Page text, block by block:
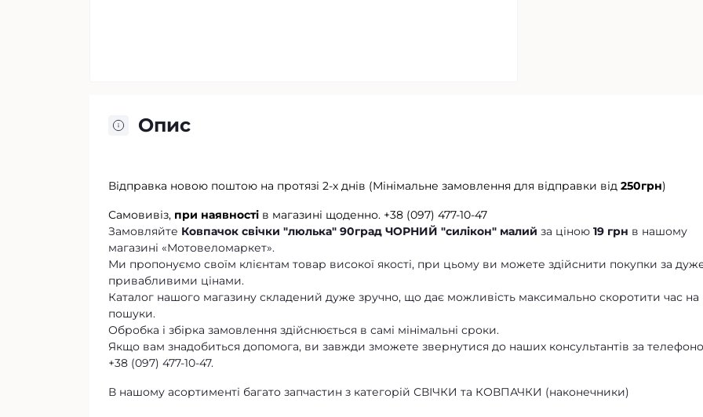
Опис
Відправка новою поштою на протязі 2-х днів (Мінімальне замовлення для відправки від 250грн)
Самовивіз, при наявності в магазині щоденно. +38 (097) 477-10-47
Замовляйте Ковпачок свічки "люлька" 90град ЧОРНИЙ "силікон" малий за ціною 19 грн в нашому
магазині «Мотовеломаркет».
Ми пропонуємо своїм клієнтам товар високої якості, при цьому ви можете здійснити покупки за
привабливими цінами.
Каталог нашого магазину складений дуже зручно, що дає можливість максимально скоротити час на
пошуки.
Обробка і збірка замовлення здійснюється в самі мінімальні сроки.
Якщо вам знадобиться допомога, ви завжди зможете звернутися до наших консультантів за
+38 (097) 477-10-47.
В нашому асортименті багато запчастин з категорій СВІЧКИ та КОВПАЧКИ (наконечники)